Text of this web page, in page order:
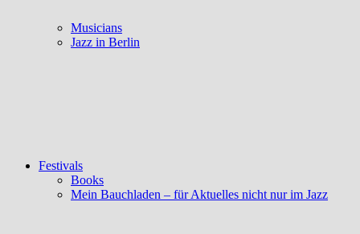
Musicians
Jazz in Berlin
Festivals
Books
Mein Bauchladen – für Aktuelles nicht nur im Jazz